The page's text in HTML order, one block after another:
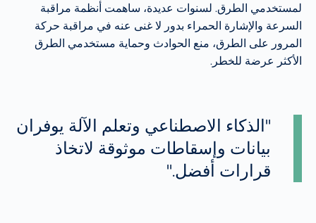
لمستخدمي الطرق. لسنوات عديدة، ساهمت أنظمة مراقبة
السرعة والإشارة الحمراء بدور لا غنى عنه في مراقبة حركة
المرور على الطرق، منع الحوادث وحماية مستخدمي الطرق
الأكثر عرضة للخطر.
"الذكاء الاصطناعي وتعلم الآلة يوفران
بيانات وإسقاطات موثوقة لاتخاذ
قرارات أفضل."